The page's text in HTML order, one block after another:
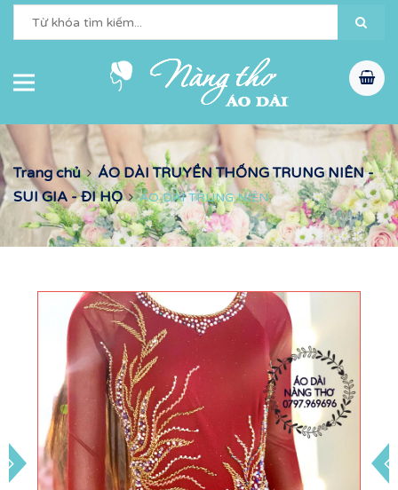
Trang chủ
ÁO DÀI TRUYỀN THỐNG TRUNG NIÊN -
SUI GIA - ĐI HỌ
ÁO DÀI TRUNG NIÊN